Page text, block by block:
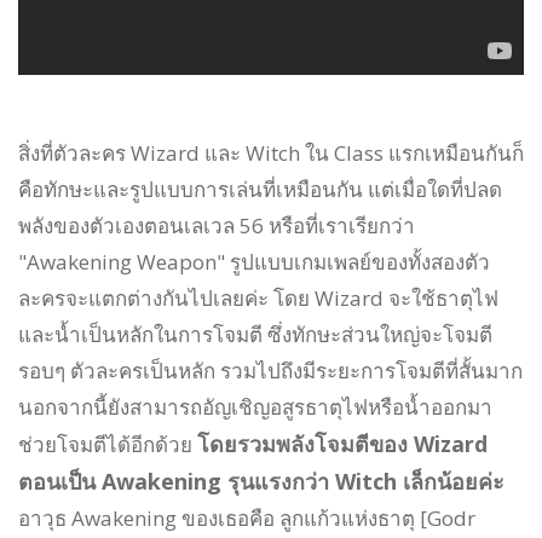
สิ่งที่ตัวละคร Wizard และ Witch ใน Class แรกเหมือนกันก็
คือทักษะและรูปแบบการเล่นที่เหมือนกัน แต่เมื่อใดที่ปลด
พลังของตัวเองตอนเลเวล 56 หรือที่เราเรียกว่า
"Awakening Weapon" รูปแบบเกมเพลย์ของทั้งสองตัว
ละครจะแตกต่างกันไปเลยค่ะ โดย Wizard จะใช้ธาตุไฟ
และน้ำเป็นหลักในการโจมตี ซึ่งทักษะส่วนใหญ่จะโจมตี
รอบๆ ตัวละครเป็นหลัก รวมไปถึงมีระยะการโจมตีที่สั้นมาก
นอกจากนี้ยังสามารถอัญเชิญอสูรธาตุไฟหรือน้ำออกมา
ช่วยโจมตีได้อีกด้วย โดยรวมพลังโจมตีของ Wizard
ตอนเป็น Awakening รุนแรงกว่า Witch เล็กน้อยค่ะ
อาวุธ Awakening ของเธอคือ ลูกแก้วแห่งธาตุ [Godr